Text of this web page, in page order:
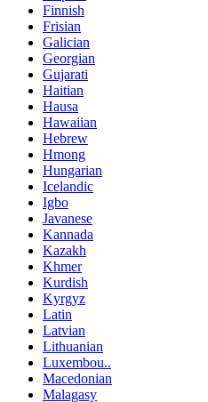
Finnish
Frisian
Galician
Georgian
Gujarati
Haitian
Hausa
Hawaiian
Hebrew
Hmong
Hungarian
Icelandic
Igbo
Javanese
Kannada
Kazakh
Khmer
Kurdish
Kyrgyz
Latin
Latvian
Lithuanian
Luxembou..
Macedonian
Malagasy